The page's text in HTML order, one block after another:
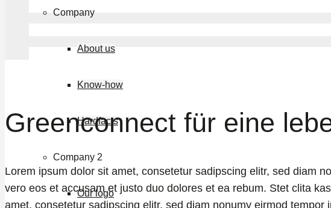
Company
About us
Know-how
Hardfacts
Company 2
Our logo
Greenconnect für eine
Lorem ipsum dolor sit amet, consetetur sadipscing elitr, sed diam
vero eos et accusam et justo duo dolores et ea rebum. Stet clita
amet, consetetur sadipscing elitr, sed diam nonumy eirmod